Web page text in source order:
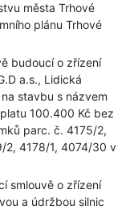
města Trhové
plánu Trhové
budoucí o zřízení
a.s., Lidická
stavbu s názvem
100.400 Kč bez
parc. č. 4175/2,
2, 4178/1, 4074/30 v
smlouvě o zřízení
a údržbou silnic